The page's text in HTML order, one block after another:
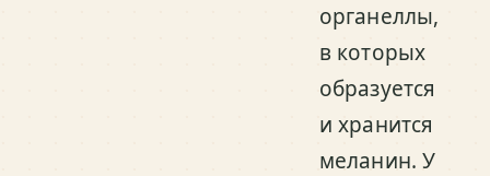
органеллы,
в которых
образуется
и хранится
меланин. У